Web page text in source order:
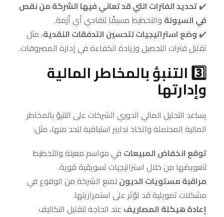
✔️تحديد الفترات التي قد تعاني فيها الشركة من نقص
في السيولة والتخطيط مسبقًا لتفادي أي أزمة.
✔️ وضع استراتيجيات لتحسين التدفقات النقدية، مثل
تقليل فترات التحصيل وزيادة الكفاءة في إدارة المصروفات.
3️⃣ التنبؤ بالمخاطر المالية
وإدارتها
يساعد التحليل المالي الدوري الشركات على التنبؤ بالمخاطر
المالية المحتملة واتخاذ تدابير استباقية للحد منها، مثل:
توقع انخفاض المبيعات في مواسم معينة والتخطيط
لتعويضها من خلال استراتيجيات تسويقية قوية.
مراقبة مستويات الديون لمنع الشركة من الوقوع في
مشكلات تمويلية قد تؤثر على استمراريتها.
إعادة هيكلة المصاريف عند الحاجة لتقليل التكاليف